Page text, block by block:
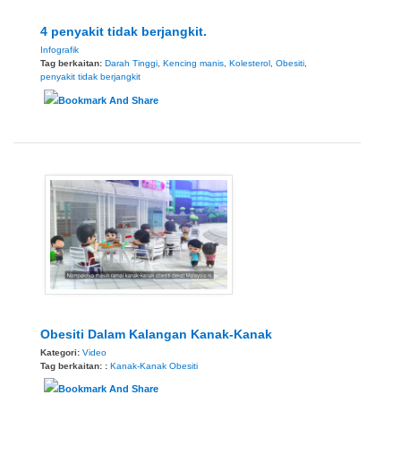
4 penyakit tidak berjangkit.
Infografik
Tag berkaitan: Darah Tinggi, Kencing manis, Kolesterol , Obesiti,
penyakit tidak berjangkit
Obesiti Dalam Kalangan Kanak-Kanak
Kategori: Video
Tag berkaitan: : Kanak-Kanak Obesiti